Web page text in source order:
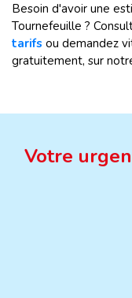
Besoin d'avoir une
Tournefeuille ?
tarifs ou demandez
gratuitement, sur
Votre